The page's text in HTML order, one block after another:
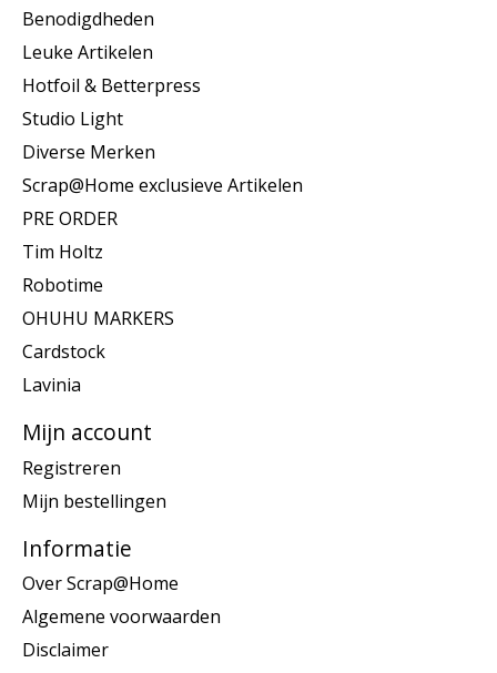
Benodigdheden
Leuke Artikelen
Hotfoil & Betterpress
Studio Light
Diverse Merken
Scrap@Home exclusieve Artikelen
PRE ORDER
Tim Holtz
Robotime
OHUHU MARKERS
Cardstock
Lavinia
Mijn account
Registreren
Mijn bestellingen
Informatie
Over Scrap@Home
Algemene voorwaarden
Disclaimer